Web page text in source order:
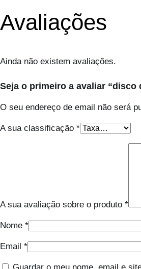
Avaliações
Ainda não existem avaliações.
Seja o primeiro a avaliar “disco
O seu endereço de email não será
A sua classificação *
A sua avaliação sobre o produto *
Nome *
Email *